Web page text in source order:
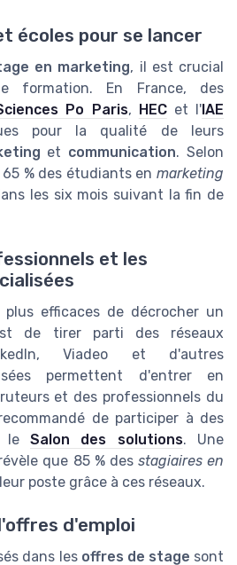
écoles pour se lancer
en marketing, il est crucial
formation. En France, des
Po Paris, HECet l'IAE
pour la qualité de leurs
et communication. Selon
65 % des étudiants enmarketing
les six mois suivant la fin de
et les
efficaces de décrocher un
de tirer parti des réseaux
Viadeo et d'autres
permettent d'entrer en
et des professionnels du
de participer à des
le Salon des solutions. Une
que 85 % des stagiaires en
poste grâce à ces réseaux.
d'emploi
dans les offres de stage sont